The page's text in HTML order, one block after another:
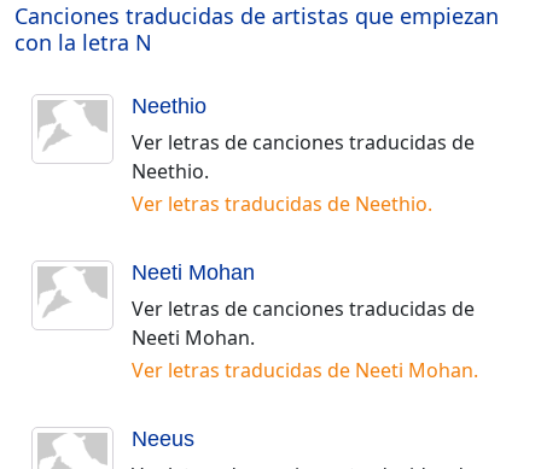
Canciones traducidas de artistas que empiezan
con la letra N
Neethio
Ver letras de canciones traducidas de
Neethio.
Ver letras traducidas de Neethio.
Neeti Mohan
Ver letras de canciones traducidas de
Neeti Mohan.
Ver letras traducidas de Neeti Mohan.
Neeus